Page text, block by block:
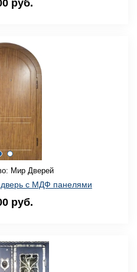
руб.
Мир Дверей
с МДФ панелями
руб.